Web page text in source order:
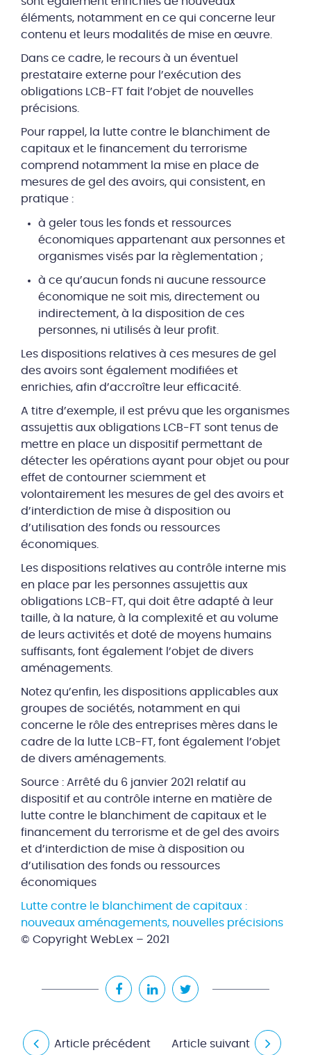
éléments, notamment en ce qui concerne leur
contenu et leurs modalités de mise en œuvre.
Dans ce cadre, le recours à un éventuel
prestataire externe pour l’exécution des
obligations LCB-FT fait l’objet de nouvelles
précisions.
Pour rappel, la lutte contre le blanchiment de
capitaux et le financement du terrorisme
comprend notamment la mise en place de
mesures de gel des avoirs, qui consistent, en
pratique :
à geler tous les fonds et ressources
économiques appartenant aux personnes et
organismes visés par la règlementation ;
à ce qu’aucun fonds ni aucune ressource
économique ne soit mis, directement ou
indirectement, à la disposition de ces
personnes, ni utilisés à leur profit.
Les dispositions relatives à ces mesures de gel
des avoirs sont également modifiées et
enrichies, afin d’accroître leur efficacité.
A titre d’exemple, il est prévu que les organismes
assujettis aux obligations LCB-FT sont tenus de
mettre en place un dispositif permettant de
détecter les opérations ayant pour objet ou pour
effet de contourner sciemment et
volontairement les mesures de gel des avoirs et
d’interdiction de mise à disposition ou
d’utilisation des fonds ou ressources
économiques.
Les dispositions relatives au contrôle interne mis
en place par les personnes assujettis aux
obligations LCB-FT, qui doit être adapté à leur
taille, à la nature, à la complexité et au volume
de leurs activités et doté de moyens humains
suffisants, font également l’objet de divers
aménagements.
Notez qu’enfin, les dispositions applicables aux
groupes de sociétés, notamment en qui
concerne le rôle des entreprises mères dans le
cadre de la lutte LCB-FT, font également l’objet
de divers aménagements.
Source : Arrêté du 6 janvier 2021 relatif au
dispositif et au contrôle interne en matière de
lutte contre le blanchiment de capitaux et le
financement du terrorisme et de gel des avoirs
et d’interdiction de mise à disposition ou
d’utilisation des fonds ou ressources
économiques
Lutte contre le blanchiment de capitaux :
nouveaux aménagements, nouvelles précisions
© Copyright WebLex – 2021
Article précédent Article suivant